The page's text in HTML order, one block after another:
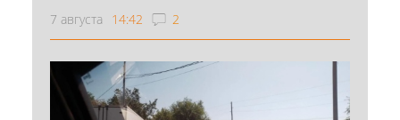
7 августа 14:42 2